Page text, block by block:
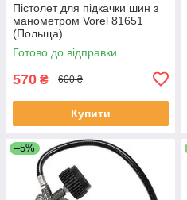
Пістолет для підкачки шин з
манометром Vorel 81651
(Польща)
Готово до відправки
570 ₴ 600 ₴
Купити
–5%